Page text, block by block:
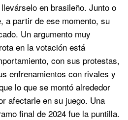
en brasileño. Junto o
a partir de ese momento, su
Un argumento muy
en la votación está
con sus protestas,
enfrenamientos con rivales y
lo que se montó alrededor
afectarle en su juego. Una
final de 2024 fue la puntilla.